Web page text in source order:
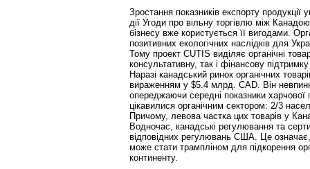
Зростання показників експорту
дії Угоди про вільну торгівлю між
бізнесу вже користується її вигодами.
позитивних екологічних наслідків для
Тому проект CUTIS виділяє органічні
консультативну, так і фінансову
Наразі канадський ринок органічних
вираженням у $5.4 млрд. CAD. Він
опереджаючи середні показники харчової
цікавилися органічним сектором: 2/3
Причому, левова частка цих товарів у
Водночас, канадські регулювання та
відповідних регулювань США. Це
може стати трампліном для підкорення
континенту.